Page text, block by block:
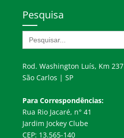
Pesquisa
Search
for:
Rod. Washington Luís, Km 237
São Carlos | SP
Para Correspondências:
Rua Rio Jacaré, n° 41
Jardim Jockey Clube
CEP: 13.565-140